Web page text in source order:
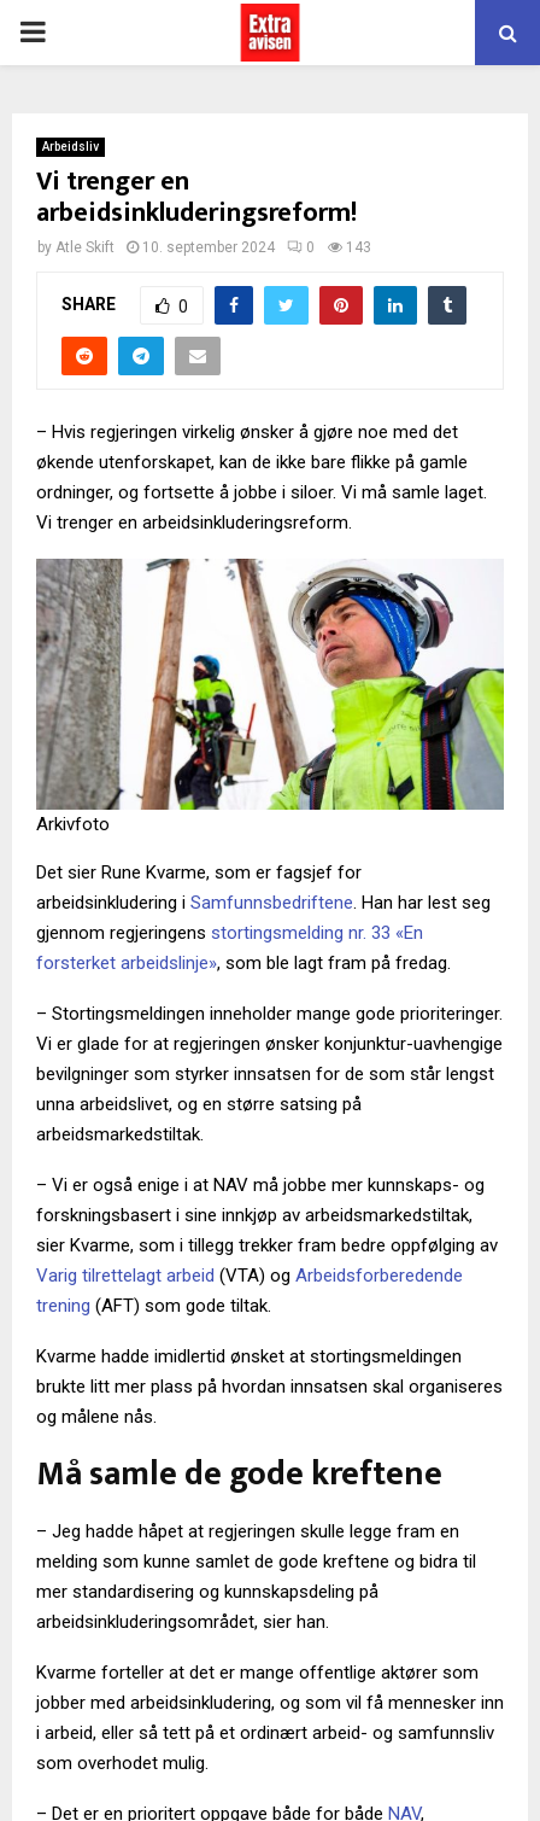
PRIMARY
Arbeidsliv
Vi trenger en
arbeidsinkluderingsreform!
by Atle Skift 10. september 2024 0 143
SHARE 0
– Hvis regjeringen virkelig ønsker å gjøre noe med det
økende utenforskapet, kan de ikke bare flikke på gamle
ordninger, og fortsette å jobbe i siloer. Vi må samle laget.
Vi trenger en arbeidsinkluderingsreform.
Arkivfoto
Det sier Rune Kvarme, som er fagsjef for
arbeidsinkludering i Samfunnsbedriftene. Han har lest seg
gjennom regjeringens stortingsmelding nr. 33 «En
forsterket arbeidslinje», som ble lagt fram på fredag.
– Stortingsmeldingen inneholder mange gode prioriteringer.
Vi er glade for at regjeringen ønsker konjunktur-uavhengige
bevilgninger som styrker innsatsen for de som står lengst
unna arbeidslivet, og en større satsing på
arbeidsmarkedstiltak.
– Vi er også enige i at NAV må jobbe mer kunnskaps- og
forskningsbasert i sine innkjøp av arbeidsmarkedstiltak,
sier Kvarme, som i tillegg trekker fram bedre oppfølging av
Varig tilrettelagt arbeid (VTA) og Arbeidsforberedende
trening (AFT) som gode tiltak.
Kvarme hadde imidlertid ønsket at stortingsmeldingen
brukte litt mer plass på hvordan innsatsen skal organiseres
og målene nås.
Må samle de gode kreftene
– Jeg hadde håpet at regjeringen skulle legge fram en
melding som kunne samlet de gode kreftene og bidra til
mer standardisering og kunnskapsdeling på
arbeidsinkluderingsområdet, sier han.
Kvarme forteller at det er mange offentlige aktører som
jobber med arbeidsinkludering, og som vil få mennesker inn
i arbeid, eller så tett på et ordinært arbeid- og samfunnsliv
som overhodet mulig.
– Det er en prioritert oppgave både for både NAV,